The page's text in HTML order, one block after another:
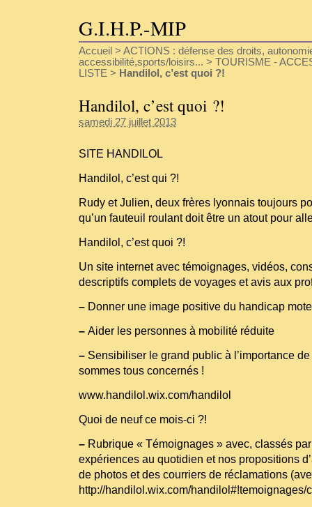
G.I.H.P.-MIP
Accueil > ACTIONS : défense des droits,
accessibilité,sports/loisirs... > TOURISME -
LISTE > Handilol, c’est quoi ?!
Handilol, c’est quoi ?!
samedi 27 juillet 2013
SITE HANDILOL
Handilol, c’est qui ?!
Rudy et Julien, deux frères lyonnais toujours
qu’un fauteuil roulant doit être un atout pour
Handilol, c’est quoi ?!
Un site internet avec témoignages, vidéos,
descriptifs complets de voyages et avis aux
– Donner une image positive du handicap
– Aider les personnes à mobilité réduite
– Sensibiliser le grand public à l’importance
sommes tous concernés !
www.handilol.wix.com/handilol
Quoi de neuf ce mois-ci ?!
– Rubrique « Témoignages » avec, classés
expériences au quotidien et nos propositions
de photos et des courriers de réclamations
http://handilol.wix.com/handilol#!temoignages/